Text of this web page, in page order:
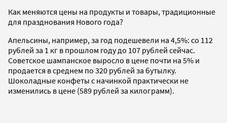
Как меняются цены на продукты и товары, традиционные
для празднования Нового года?
Апельсины, например, за год подешевели на 4,5%: со 112
рублей за 1 кг в прошлом году до 107 рублей сейчас.
Советское шампанское выросло в цене почти на 5% и
продается в среднем по 320 рублей за бутылку.
Шоколадные конфеты с начинкой практически не
изменились в цене (589 рублей за килограмм).